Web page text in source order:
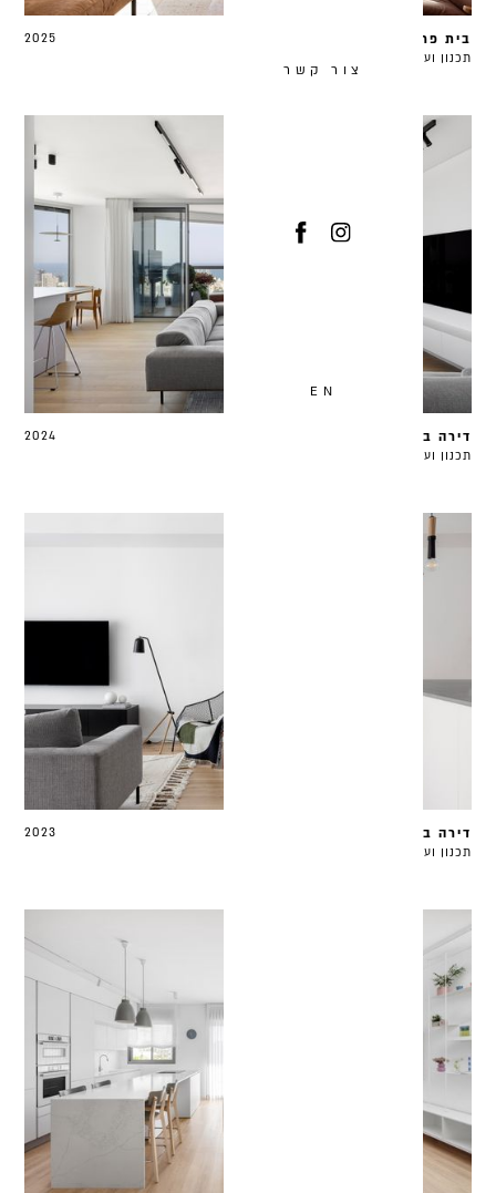
צור קשר
EN
2025 בית פרטי ברמת השרון
תכנון ועיצוב 220 מ״ר
2024 דירה במגדל, תל אביב
תכנון ועיצוב 120 מ״ר
2023 דירה בהוד השרון
תכנון ועיצוב 110 מ״ר